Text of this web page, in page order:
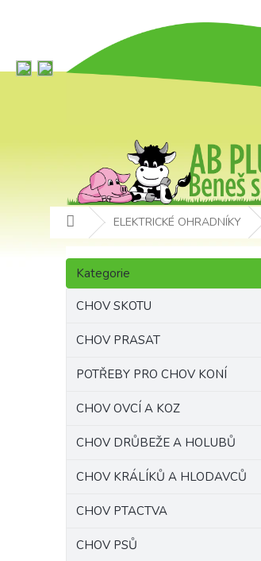
Domů ELEKTRICKÉ OHRADNÍKY
P
s
Přeskočit
kategorie
Kategorie
CHOV SKOTU
CHOV PRASAT
POTŘEBY PRO CHOV KONÍ
CHOV OVCÍ A KOZ
CHOV DRŮBEŽE A HOLUBŮ
CHOV KRÁLÍKŮ A HLODAVCŮ
CHOV PTACTVA
CHOV PSŮ